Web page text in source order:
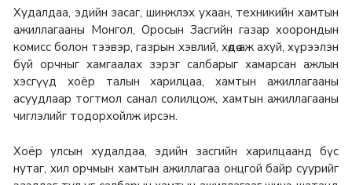
Худалдаа, эдийн засаг, шинжлэх ухаан, техникийн хамтын
ажиллагааны Монгол, Оросын Засгийн газар хоорондын
комисс болон тээвэр, газрын хэвлий, хөдөө аж ахуй, хүрээлэн
буй орчныг хамгаалах зэрэг салбарыг хамарсан ажлын
хэсгүүд хоёр талын харилцаа, хамтын ажиллагааны
асуудлаар тогтмол санал солилцож, хамтын ажиллагааны
чиглэлийг тодорхойлж ирсэн.
Хоёр улсын худалдаа, эдийн засгийн харилцаанд бүс
нутаг, хил орчмын хамтын ажиллагаа онцгой байр суурийг